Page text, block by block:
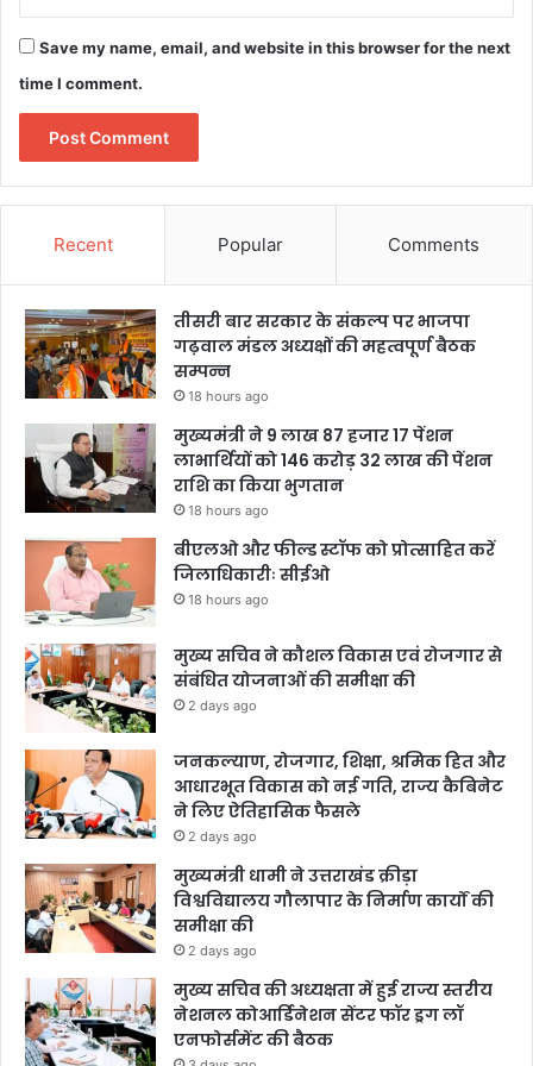
Save my name, email, and website in this browser for the next
time I comment.
Recent Popular Comments
तीसरी बार सरकार के संकल्प पर भाजपा
गढ़वाल मंडल अध्यक्षों की महत्वपूर्ण बैठक
सम्पन्न
18 hours ago
मुख्यमंत्री ने 9 लाख 87 हजार 17 पेंशन
लाभार्थियों को 146 करोड़ 32 लाख की पेंशन
राशि का किया भुगतान
18 hours ago
बीएलओ और फील्ड स्टॉफ को प्रोत्साहित करें
जिलाधिकारीः सीईओ
18 hours ago
मुख्य सचिव ने कौशल विकास एवं रोजगार से
संबंधित योजनाओं की समीक्षा की
2 days ago
जनकल्याण, रोजगार, शिक्षा, श्रमिक हित और
आधारभूत विकास को नई गति, राज्य कैबिनेट
ने लिए ऐतिहासिक फैसले
2 days ago
मुख्यमंत्री धामी ने उत्तराखंड क्रीड़ा
विश्वविद्यालय गौलापार के निर्माण कार्यों की
समीक्षा की
2 days ago
मुख्य सचिव की अध्यक्षता में हुई राज्य स्तरीय
नेशनल कोआर्डिनेशन सेंटर फॉर ड्रग लॉ
एनफोर्समेंट की बैठक